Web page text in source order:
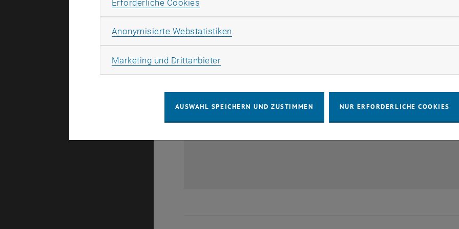
Erforderliche Cookies
Anonymisierte Webstatistiken
Marketing und DrittanbieterMarketing Cookies zulassen
AUSWAHL SPEICHERN UND ZUSTIMMEN NUR ERFORDERLICHE COOKIES